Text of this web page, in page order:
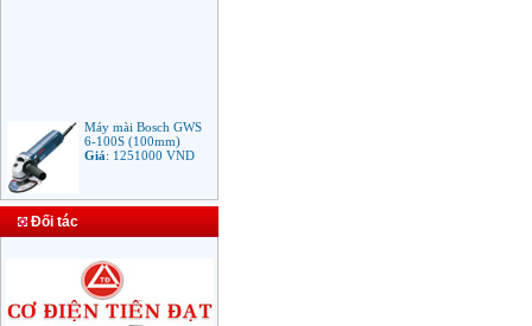
Máy mài Bosch GWS
6-100S (100mm)
Giá:1251000VND
9553B (100mm)
Giá:1285000
Đối tác